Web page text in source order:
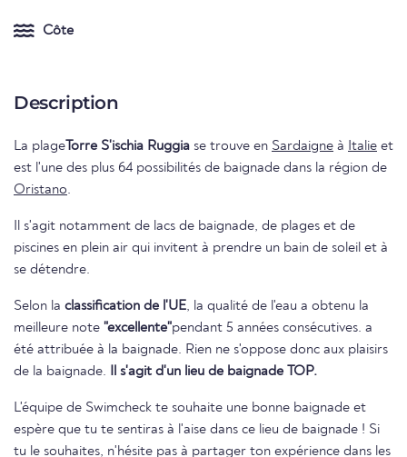
Côte
Description
La plageTorre S'ischia Ruggia se trouve en Sardaigne à Italie et
est l'une des plus 64 possibilités de baignade dans la région de
Oristano.
Il s'agit notamment de lacs de baignade, de plages et de
piscines en plein air qui invitent à prendre un bain de soleil et à
se détendre.
Selon la classification de l'UE, la qualité de l'eau a obtenu la
meilleure note "excellente"pendant 5 années consécutives. a
été attribuée à la baignade. Rien ne s'oppose donc aux plaisirs
de la baignade. Il s'agit d'un lieu de baignade TOP.
L'équipe de Swimcheck te souhaite une bonne baignade et
espère que tu te sentiras à l'aise dans ce lieu de baignade ! Si
tu le souhaites, n'hésite pas à partager ton expérience dans les